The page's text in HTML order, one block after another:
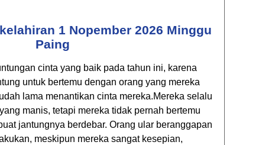
1 Nopember 2026 Minggu
Paing
cinta yang baik pada tahun ini, karena
untuk bertemu dengan orang yang mereka
lama menantikan cinta mereka.Mereka selalu
manis, tetapi mereka tidak pernah bertemu
jantungnya berdebar. Orang ular beranggapan
meskipun mereka sangat kesepian,